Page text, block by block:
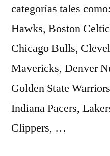
categorías tales
Hawks, Boston
Chicago Bulls,
Mavericks, Denver
Golden State
Indiana Pacers,
Clippers, …